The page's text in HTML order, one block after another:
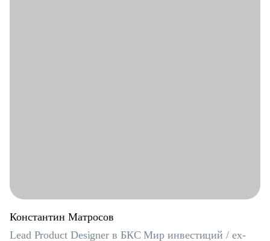
Константин Матросов
Lead Product Designer в БКС Мир инвестиций / ex-